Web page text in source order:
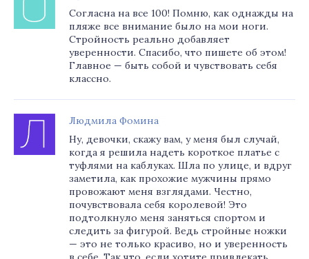
Согласна на все 100! Помню, как однажды на
пляже все внимание было на мои ноги.
Стройность реально добавляет
уверенности. Спасибо, что пишете об этом!
Главное — быть собой и чувствовать себя
классно.
Людмила Фомина
Ну, девочки, скажу вам, у меня был случай,
когда я решила надеть короткое платье с
туфлями на каблуках. Шла по улице, и вдруг
заметила, как прохожие мужчины прямо
провожают меня взглядами. Честно,
почувствовала себя королевой! Это
подтолкнуло меня заняться спортом и
следить за фигурой. Ведь стройные ножки
— это не только красиво, но и уверенность